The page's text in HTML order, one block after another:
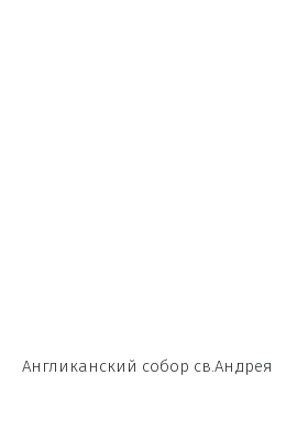
Англиканский собор св.Андрея